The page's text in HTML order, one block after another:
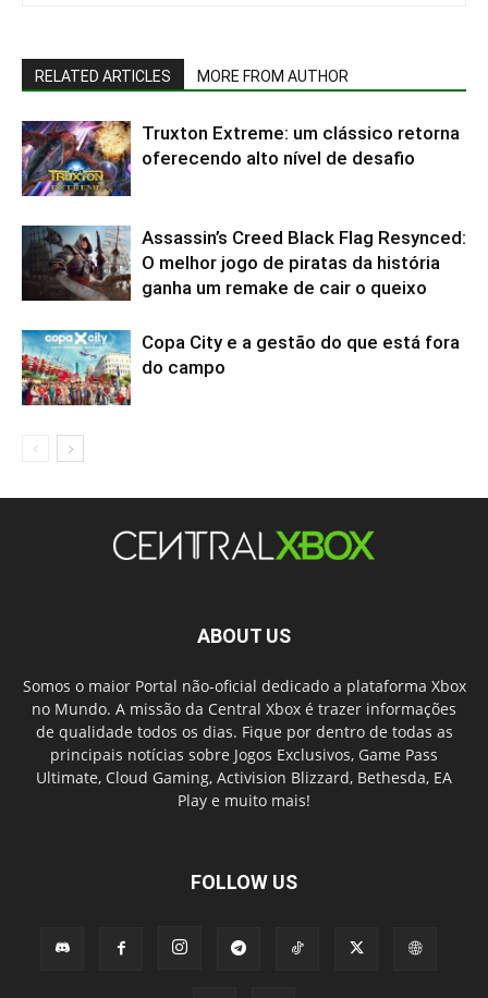
RELATED ARTICLES MORE FROM AUTHOR
Truxton Extreme: um clássico retorna
oferecendo alto nível de desafio
Assassin’s Creed Black Flag Resynced:
O melhor jogo de piratas da história
ganha um remake de cair o queixo
Copa City e a gestão do que está fora
do campo
ABOUT US
Somos o maior Portal não-oficial dedicado a plataforma Xbox
no Mundo. A missão da Central Xbox é trazer informações
de qualidade todos os dias. Fique por dentro de todas as
principais notícias sobre Jogos Exclusivos, Game Pass
Ultimate, Cloud Gaming, Activision Blizzard, Bethesda, EA
Play e muito mais!
FOLLOW US